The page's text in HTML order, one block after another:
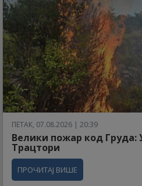
ПЕТАК, 07.08.2026 | 20:39
Велики пожар код Груда:
Трацтори
ПРОЧИТАЈ ВИШЕ